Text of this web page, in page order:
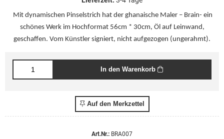
Mit dynamischen Pinselstrich hat der ghanaische Maler – Brain- ein
schönes Werk im Hochformat 56cm * 30cm, Öl auf Leinwand,
geschaffen. Vom Künstler signiert, nicht aufgezogen (ungerahmt).
In den Warenkorb
Auf den Merkzettel
Art.Nr.: BRA007